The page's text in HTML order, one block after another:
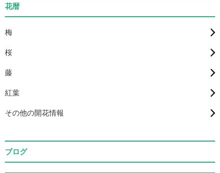
花暦
梅
桜
藤
紅葉
その他の開花情報
ブログ